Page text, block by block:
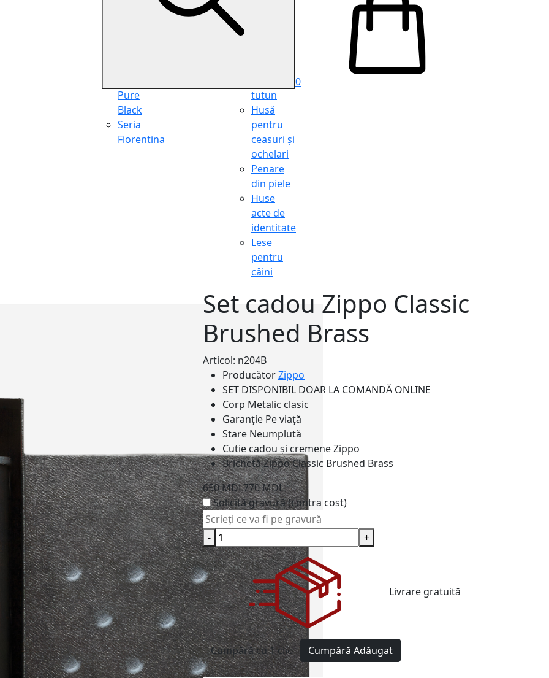
Pure
Black
Seria
Fiorentina
tutun
Husă
pentru
ceasuri și
ochelari
Penare
din piele
Huse
acte de
identitate
Lese
pentru
câini
0
Set cadou Zippo Classic
Brushed Brass
Articol: n204B
ProducătorZippo
SET DISPONIBIL DOAR LA COMANDĂ ONLINE
Corp Metalic clasic
Garanție Pe viață
Stare Neumplută
Cutie cadou și cremeneZippo
BrichetăZippo Classic Brushed Brass
650 MDL770 MDL
Solicită gravură (contra cost)
- +
Livrare gratuită
Cumpără cu 1 clic Cumpără Adăugat